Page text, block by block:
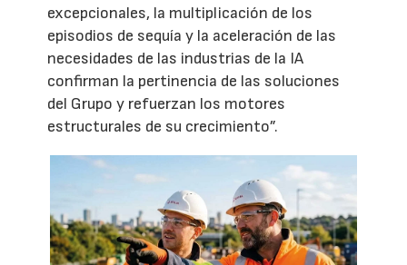
excepcionales, la multiplicación de los
episodios de sequía y la aceleración de las
necesidades de las industrias de la IA
confirman la pertinencia de las soluciones
del Grupo y refuerzan los motores
estructurales de su crecimiento”.